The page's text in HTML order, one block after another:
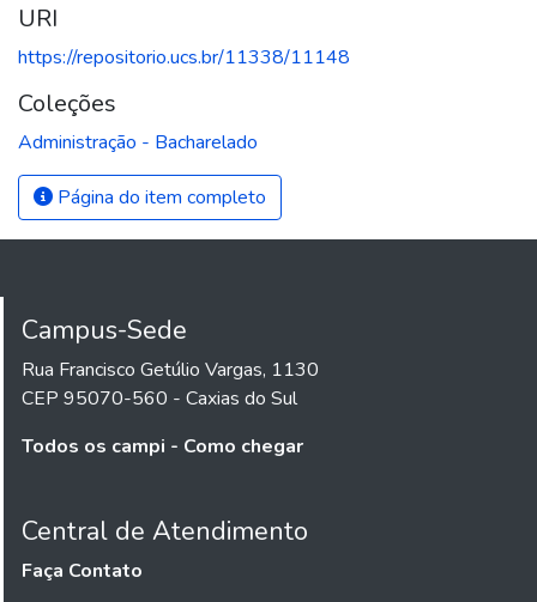
URI
https://repositorio.ucs.br/11338/11148
Coleções
Administração - Bacharelado
Página do item completo
Campus-Sede
Rua Francisco Getúlio Vargas, 1130
CEP 95070-560 - Caxias do Sul
Todos os campi - Como chegar
Central de Atendimento
Faça Contato